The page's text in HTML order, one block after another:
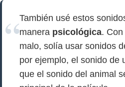
También usé estos
manera psicológica.
malo, solía usar sonidos
por ejemplo, el sonido
que el sonido del animal